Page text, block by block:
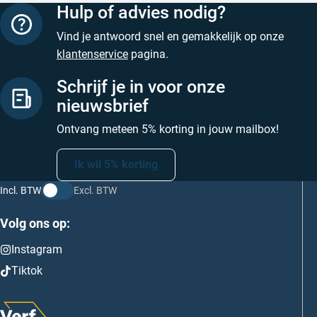
Hulp of advies nodig?
Vind je antwoord snel en gemakkelijk op onze
klantenservice pagina.
Schrijf je in voor onze
nieuwsbrief
Ontvang meteen 5% korting in jouw mailbox!
Ik wil 5% korting
Incl. BTW Excl. BTW
Volg ons op:
Instagram
Tiktok